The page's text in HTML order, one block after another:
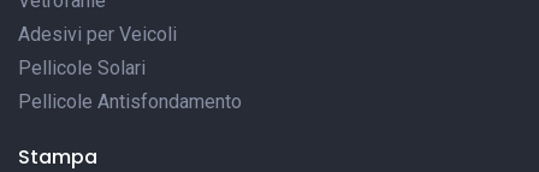
Adesivi per Veicoli
Pellicole Solari
Pellicole Antisfondamento
Stampa